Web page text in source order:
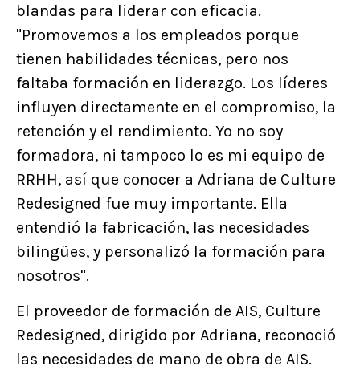
blandas para liderar con eficacia.
"Promovemos a los empleados porque
tienen habilidades técnicas, pero nos
faltaba formación en liderazgo. Los líderes
influyen directamente en el compromiso, la
retención y el rendimiento. Yo no soy
formadora, ni tampoco lo es mi equipo de
RRHH, así que conocer a Adriana de Culture
Redesigned fue muy importante. Ella
entendió la fabricación, las necesidades
bilingües, y personalizó la formación para
nosotros".
El proveedor de formación de AIS, Culture
Redesigned, dirigido por Adriana, reconoció
las necesidades de mano de obra de AIS.